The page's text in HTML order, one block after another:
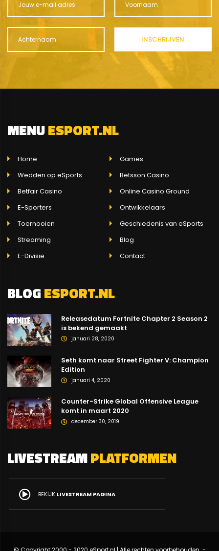
MENUESPORT.NL
Home
Games
Wedden op eSports
Betsson Casino
Betfair Casino
Online Casino Ground
E-Sporters
Ontwikkelaars
Toernooien
Geschiedenis van eSports
Streaming
Blog
E-Divisie
Contact
BLOGESPORT.NL
Releasedatum Fortnite Chapter 2 Season 2
is bekend gemaakt
januari 28, 2020
Seth komt naar Street Fighter V: Champion
Edition
januari 4, 2020
Counter-Strike Global Offensive League
komt in maart 2020
december 30, 2019
LIVESTREAMPLATFORMEN
BEKIJK LIVESTREAM PAGINA